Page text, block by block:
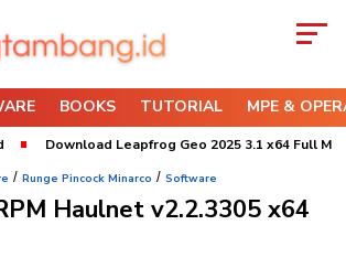
BOOKS TUTORIAL MPE &
Leapfrog Geo 2025 3.1 x64 Full Module
/ Runge Pincock Minarco / Software
Haulnet v2.2.3305 x64